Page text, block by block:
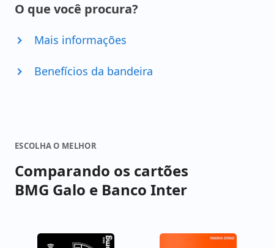
O que você procura?
Mais informações
Benefícios da bandeira
ESCOLHA O MELHOR
Comparando os cartões
BMG Galo e Banco Inter